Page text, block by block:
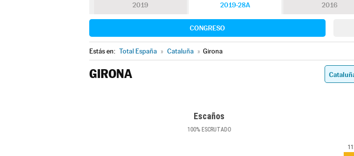
2019 2019-28A 2016
CONGRESO
Estás en: Total España » Cataluña » Girona
GIRONA
Escaños
100%ESCRUTADO